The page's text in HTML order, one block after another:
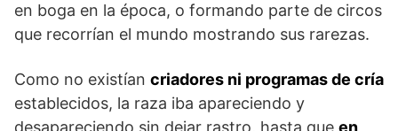
en boga en la época, o formando parte de circos
que recorrían el mundo mostrando sus rarezas.
Como no exis­tían criadores ni programas de cría
establecidos, la raza iba apareciendo y
desapareciendo sin dejar rastro, hasta que en